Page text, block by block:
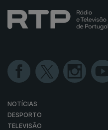
NOTÍCIAS
DESPORTO
TELEVISÃO